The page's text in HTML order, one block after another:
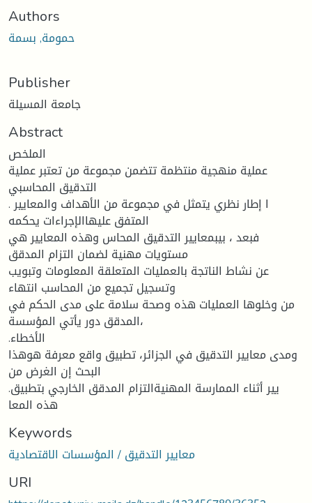
Authors
حمومة, بسمة
Publisher
جامعة المسيلة
Abstract
الملخص
عملیة منهجیة منتظمة تتضمن مجموعة من تعتبر عملیة
التدقیق المحاسبي
. ا إطار نظري یتمثل في مجموعة من الأهداف والمعاییر
المتفق علیهاالإجراءات یحكمه
فبعد ، بيبمعاییر التدقیق المحاس وهذه المعاییر هي
مستویات مهنیة لضمان التزام المدقق
عن نشاط الناتجة بالعملیات المتعلقة المعلومات وتبویب
وتسجیل تجمیع من المحاسب انتهاء
من وخلوها العملیات هذه وصحة سلامة على مدى الحكم في
المدقق دور یأتي المؤسسة،
.الأخطاء
ومدى معاییر التدقیق في الجزائر، تطبیق واقع معرفة هوهذا
البحث إن الغرض من
.ییر أثناء الممارسة المهنیةالتزام المدقق الخارجي بتطبیق
هذه المعا
Keywords
معايير التدقيق / المؤسسات الاقتصادية
URI